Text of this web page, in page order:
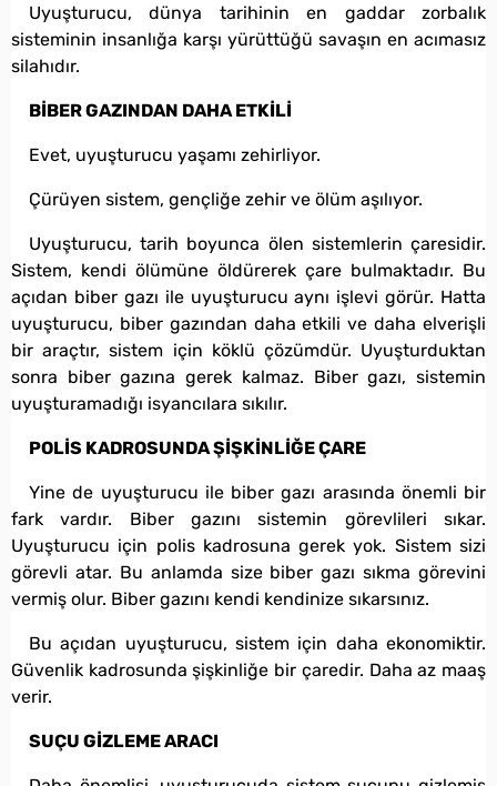
Uyuşturucu, dünya tarihinin en gaddar zorbalık
sisteminin insanlığa karşı yürüttüğü savaşın en acımasız
silahıdır.
BİBER GAZINDAN DAHA ETKİLİ
Evet, uyuşturucu yaşamı zehirliyor.
Çürüyen sistem, gençliğe zehir ve ölüm aşılıyor.
Uyuşturucu, tarih boyunca ölen sistemlerin çaresidir.
Sistem, kendi ölümüne öldürerek çare bulmaktadır. Bu
açıdan biber gazı ile uyuşturucu aynı işlevi görür. Hatta
uyuşturucu, biber gazından daha etkili ve daha elverişli
bir araçtır, sistem için köklü çözümdür. Uyuşturduktan
sonra biber gazına gerek kalmaz. Biber gazı, sistemin
uyuşturamadığı isyancılara sıkılır.
POLİS KADROSUNDA ŞİŞKİNLİĞE ÇARE
Yine de uyuşturucu ile biber gazı arasında önemli bir
fark vardır. Biber gazını sistemin görevlileri sıkar.
Uyuşturucu için polis kadrosuna gerek yok. Sistem sizi
görevli atar. Bu anlamda size biber gazı sıkma görevini
vermiş olur. Biber gazını kendi kendinize sıkarsınız.
Bu açıdan uyuşturucu, sistem için daha ekonomiktir.
Güvenlik kadrosunda şişkinliğe bir çaredir. Daha az maaş
verir.
SUÇU GİZLEME ARACI